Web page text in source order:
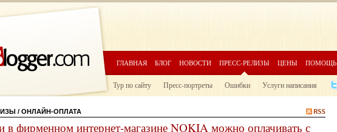
ГЛАВНАЯ БЛОГ НОВОСТИ ПРЕСС-РЕЛИЗЫ ЦЕНЫ ПОМОЩЬ
Тур по сайту Пресс-портреты Ошибки Услуги написания
/ ОНЛАЙН-ОПЛАТА
в фирменном интернет-магазине NOKIA можно оплачивать с